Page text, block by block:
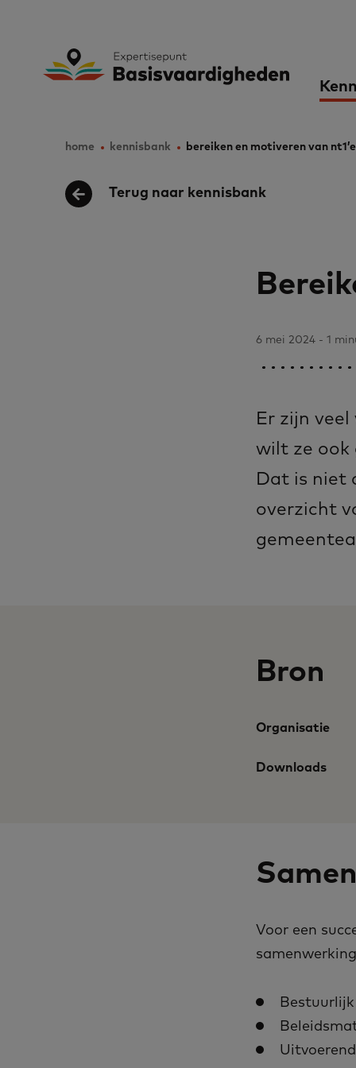
main
Expertisepunt
Breadcrumb
home kennisbank bereiken en motiveren van
Terug naar kennisbank
6 mei 2024 - 1
Er zijn
wilt ze ook
Dat is niet
overzicht
Bron
Organisatie
Downloads
Voor een
Bestuurlijk
Uitvoerend